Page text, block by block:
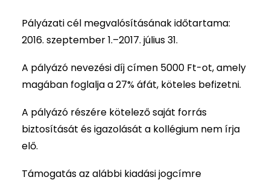
Pályázati cél megvalósításának időtartama:
2016. szeptember 1.–2017. július 31.
A pályázó nevezési díj címen 5000 Ft-ot, amely
magában foglalja a 27% áfát, köteles befizetni.
A pályázó részére kötelező saját forrás
biztosítását és igazolását a kollégium nem írja
elő.
Támogatás az alábbi kiadási jogcímre